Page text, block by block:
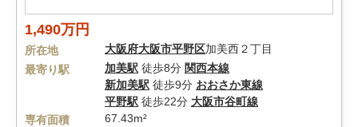
1,490万円
所在地 大阪府大阪市平野区加美西２丁目
最寄り駅
加美駅 徒歩8分 関西本線
新加美駅 徒歩9分 おおさか東線
平野駅 徒歩22分 大阪市谷町線
専有面積
67.43m²